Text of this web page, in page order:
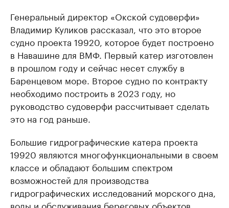
Генеральный директор «Окской судоверфи»
Владимир Куликов рассказал, что это второе
судно проекта 19920, которое будет построено
в Навашине для ВМФ. Первый катер изготовлен
в прошлом году и сейчас несет службу в
Баренцевом море. Второе судно по контракту
необходимо построить в 2023 году, но
руководство судоверфи рассчитывает сделать
это на год раньше.
Большие гидрографические катера проекта
19920 являются многофункциональными в своем
классе и обладают большим спектром
возможностей для производства
гидрографических исследований морского дна,
воды и обслуживания береговых объектов